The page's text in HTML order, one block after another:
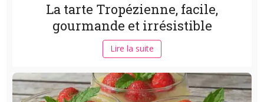
La tarte Tropézienne, facile,
gourmande et irrésistible
Lire la suite